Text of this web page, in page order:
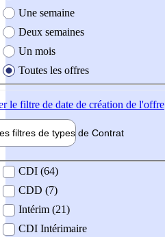
Une semaine
Deux semaines
Un mois
Toutes les offres
le filtre de date de création de l'offre
filtres de types de Contrat
contrat
CDI (64)
CDD (7)
Intérim (21)
CDI Intérimaire